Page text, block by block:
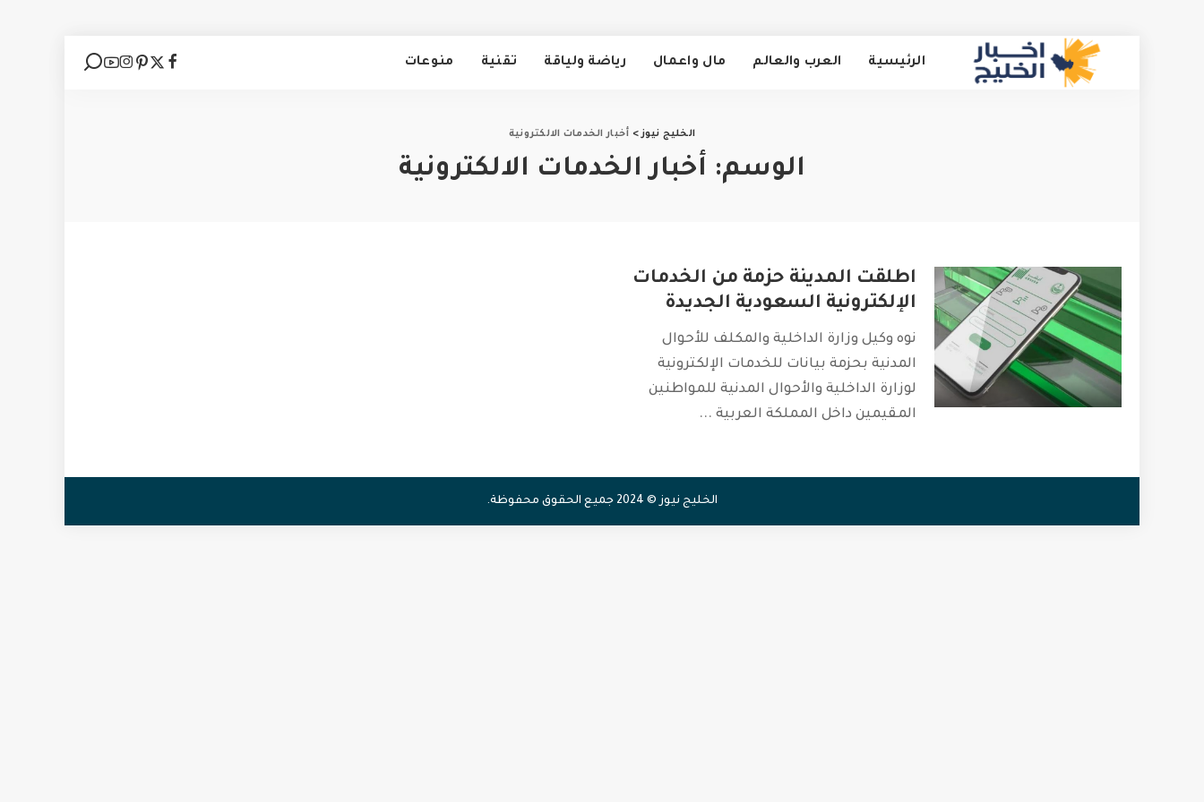
الرئيسية العرب والعالم مال واعمال رياضة ولياقة تقنية منوعات
الخليج نيوز> أخبار الخدمات الالكترونية
الوسم: أخبار الخدمات الالكترونية
اطلقت المدينة حزمة من الخدمات
الإلكترونية السعودية الجديدة
نوه وكيل وزارة الداخلية والمكلف للأحوال
المدنية بحزمة بيانات للخدمات الإلكترونية
لوزارة الداخلية والأحوال المدنية للمواطنين
المقيمين داخل المملكة العربية ...
الخليج نيوز © 2024 جميع الحقوق محفوظة.